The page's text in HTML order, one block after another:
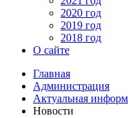
2020 год
2019 год
2018 год
О сайте
Главная
Администрация
Актуальная
Новости